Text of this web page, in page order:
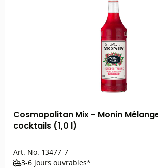
Cosmopolitan Mix - Monin
cocktails (1,0 l)
Art. No. 13477-7
3-6 jours ouvrables*